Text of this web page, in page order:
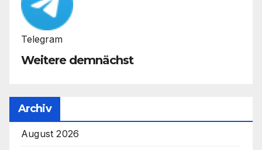
Telegram
Weitere demnächst
Archiv
August 2026